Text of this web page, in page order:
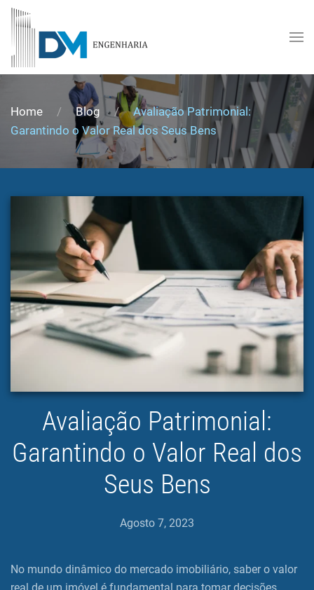
Skip to main content
Home Blog
Avaliação Patrimonial:
Garantindo o Valor Real dos Seus Bens
Avaliação Patrimonial:
Garantindo o Valor Real dos
Seus Bens
Agosto 7, 2023
No mundo dinâmico do mercado imobiliário, saber o valor